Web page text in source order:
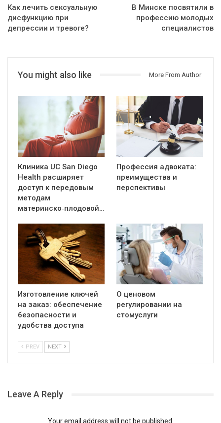
Как лечить сексуальную
дисфункцию при
депрессии и тревоге?
В Минске посвятили в
профессию молодых
специалистов
You might also like More From Author
Клиника UC San Diego
Health расширяет
доступ к передовым
методам
материнско‑плодовой…
Профессия адвоката:
преимущества и
перспективы
Изготовление ключей
на заказ: обеспечение
безопасности и
удобства доступа
О ценовом
регулировании на
стомуслуги
PREV NEXT
Leave A Reply
Your email address will not be published.